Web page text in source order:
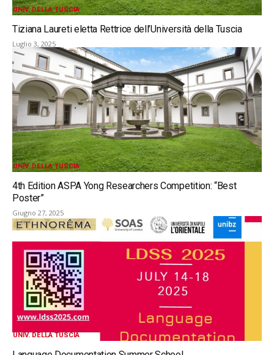
UNIV. DELLA TUSCIA
Tiziana Laureti eletta Rettrice dell’Università della Tuscia
Luglio 3, 2025
UNIV. DELLA TUSCIA
4th Edition ASPA Yong Researchers Competition: “Best
Poster”
Giugno 27, 2025
UNIV. DELLA TUSCIA